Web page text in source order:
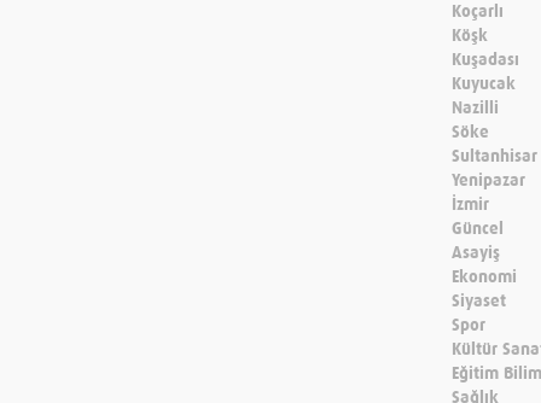
Koçarlı
Köşk
Kuşadası
Kuyucak
Nazilli
Söke
Sultanhisar
Yenipazar
İzmir
Güncel
Asayiş
Ekonomi
Siyaset
Spor
Kültür
Eğitim
Sağlık